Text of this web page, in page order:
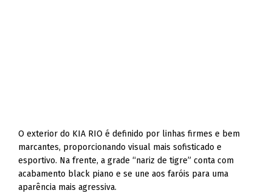
O exterior do KIA RIO é definido por linhas firmes e bem
marcantes, proporcionando visual mais sofisticado e
esportivo. Na frente, a grade “nariz de tigre” conta com
acabamento black piano e se une aos faróis para uma
aparência mais agressiva.